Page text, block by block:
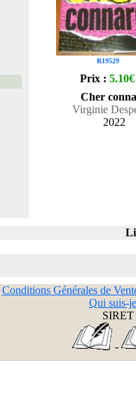
R19529
Prix : 5.10€
Cher
Virginie
2022
Conditions Générales de
Qui suis-
SIRET
-